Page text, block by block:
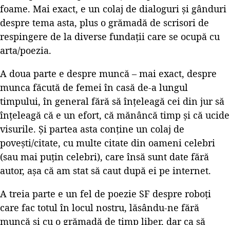
foame. Mai exact, e un colaj de dialoguri și gânduri
despre tema asta, plus o grămadă de scrisori de
respingere de la diverse fundații care se ocupă cu
arta/poezia.
A doua parte e despre muncă – mai exact, despre
munca făcută de femei în casă de-a lungul
timpului, în general fără să înțeleagă cei din jur să
înțeleagă că e un efort, că mănâncă timp și că ucide
visurile. Și partea asta conține un colaj de
povești/citate, cu multe citate din oameni celebri
(sau mai puțin celebri), care însă sunt date fără
autor, așa că am stat să caut după ei pe internet.
A treia parte e un fel de poezie SF despre roboți
care fac totul în locul nostru, lăsându-ne fără
muncă și cu o grămadă de timp liber, dar ca să